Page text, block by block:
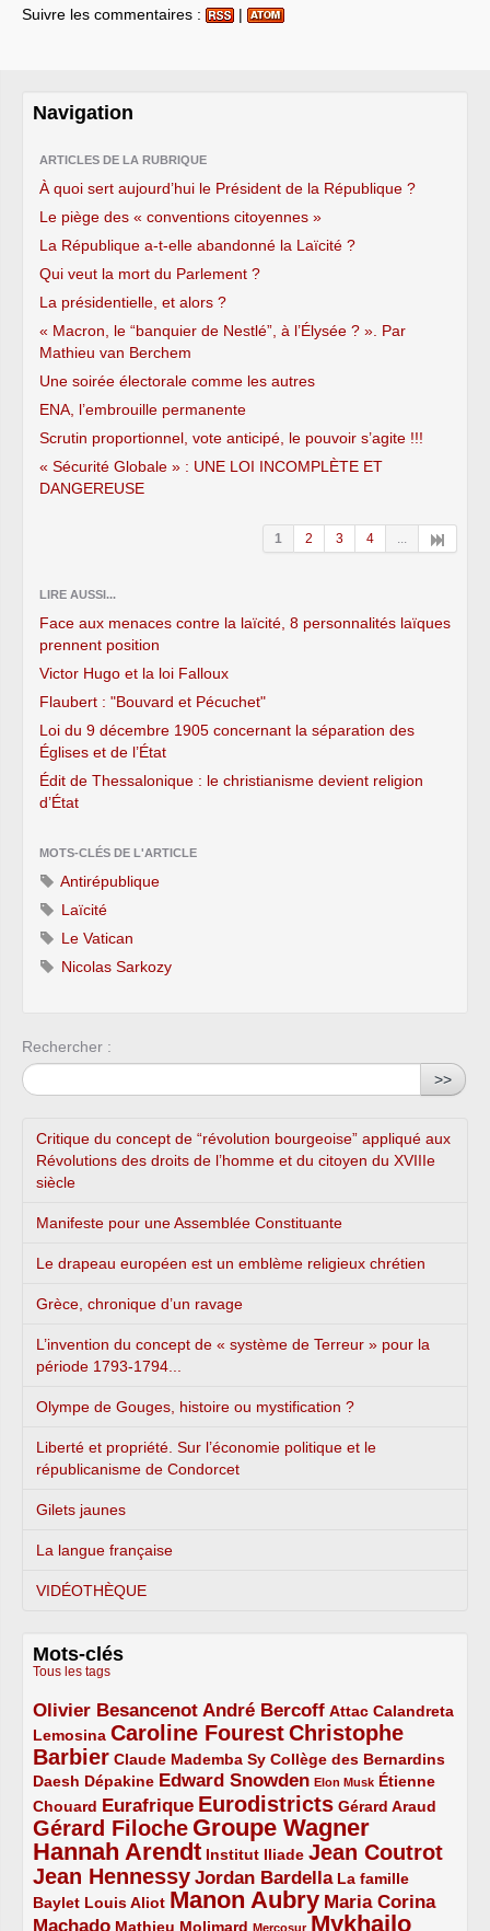
Suivre les commentaires : |
Navigation
ARTICLES DE LA RUBRIQUE
À quoi sert aujourd’hui le Président de la République ?
Le piège des « conventions citoyennes »
La République a-t-elle abandonné la Laïcité ?
Qui veut la mort du Parlement ?
La présidentielle, et alors ?
« Macron, le “banquier de Nestlé”, à l’Élysée ? ». Par
Mathieu van Berchem
Une soirée électorale comme les autres
ENA, l’embrouille permanente
Scrutin proportionnel, vote anticipé, le pouvoir s’agite !!!
« Sécurité Globale » : UNE LOI INCOMPLÈTE ET
DANGEREUSE
1 2 3 4 ...
LIRE AUSSI...
Face aux menaces contre la laïcité, 8 personnalités laïques
prennent position
Victor Hugo et la loi Falloux
Flaubert : "Bouvard et Pécuchet"
Loi du 9 décembre 1905 concernant la séparation des
Églises et de l’État
Édit de Thessalonique : le christianisme devient religion
d’État
MOTS-CLÉS DE L'ARTICLE
Antirépublique
Laïcité
Le Vatican
Nicolas Sarkozy
Rechercher :
>>
Critique du concept de “révolution bourgeoise” appliqué aux
Révolutions des droits de l’homme et du citoyen du XVIIIe
siècle
Manifeste pour une Assemblée Constituante
Le drapeau européen est un emblème religieux chrétien
Grèce, chronique d’un ravage
L’invention du concept de « système de Terreur » pour la
période 1793-1794...
Olympe de Gouges, histoire ou mystification ?
Liberté et propriété. Sur l’économie politique et le
républicanisme de Condorcet
Gilets jaunes
La langue française
VIDÉOTHÈQUE
Mots-clés
Tous les tags
Olivier Besancenot
3/5 André Bercoff
3/5 Attac
2/5
Calandreta
Lemosina
2/5 Caroline Fourest
4/5
Christophe
Barbier
4/5 Claude Mademba Sy
2/5 Collège des Bernardins
2/5
Daesh
2/5 Dépakine
2/5 Edward Snowden
3/5 Elon Musk
1/5
Étienne
Chouard
2/5 Eurafrique
3/5 Eurodistricts
4/5 Gérard Araud
2/5
Gérard Filoche
4/5 Groupe Wagner
5/5
Hannah Arendt
5/5 Institut Iliade
2/5 Jean Coutrot
4/5
Jean Hennessy
4/5 Jordan Bardella
3/5
La famille
Baylet
2/5 Louis Aliot
2/5 Manon Aubry
5/5
Maria Corina
Machado
3/5 Mathieu Molimard
2/5 Mercosur
1/5 Mykhailo